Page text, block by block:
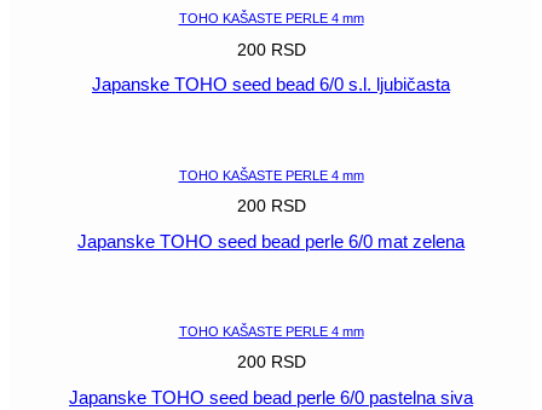
TOHO KAŠASTE PERLE 4 mm
200 RSD
Japanske TOHO seed bead 6/0 s.l. ljubičasta
TOHO KAŠASTE PERLE 4 mm
200 RSD
Japanske TOHO seed bead perle 6/0 mat zelena
TOHO KAŠASTE PERLE 4 mm
200 RSD
Japanske TOHO seed bead perle 6/0 pastelna siva